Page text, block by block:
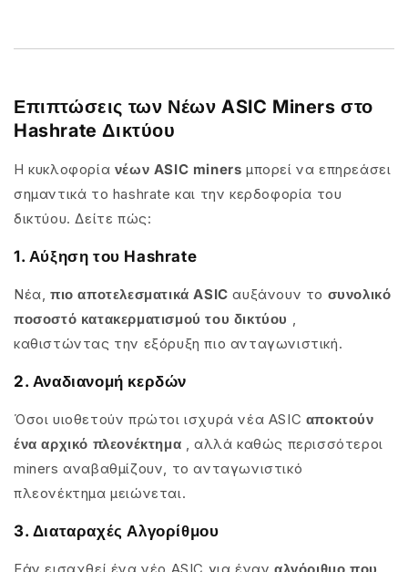
Επιπτώσεις των Νέων ASIC Miners στο
Hashrate Δικτύου
Η κυκλοφορία νέων ASIC miners μπορεί να επηρεάσει
σημαντικά το hashrate και την κερδοφορία του
δικτύου. Δείτε πώς:
1. Αύξηση του Hashrate
Νέα, πιο αποτελεσματικά ASIC αυξάνουν το συνολικό
ποσοστό κατακερματισμού του δικτύου ,
καθιστώντας την εξόρυξη πιο ανταγωνιστική.
2. Αναδιανομή κερδών
Όσοι υιοθετούν πρώτοι ισχυρά νέα ASIC αποκτούν
ένα αρχικό πλεονέκτημα , αλλά καθώς περισσότεροι
miners αναβαθμίζουν, το ανταγωνιστικό
πλεονέκτημα μειώνεται.
3. Διαταραχές Αλγορίθμου